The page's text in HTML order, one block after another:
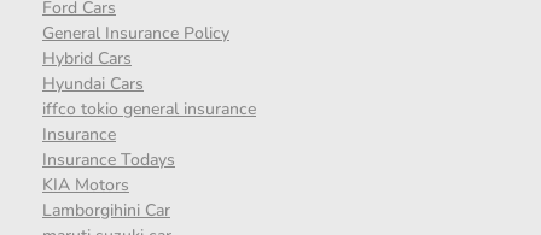
Ford Cars
General Insurance Policy
Hybrid Cars
Hyundai Cars
iffco tokio general insurance
Insurance
Insurance Todays
KIA Motors
Lamborgihini Car